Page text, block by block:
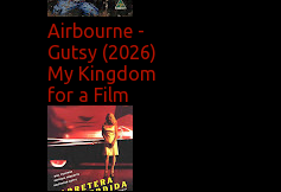
Airbourne -
Gutsy (2026)
My Kingdom
for a Film